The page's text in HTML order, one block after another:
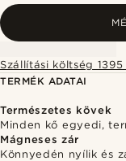
TERMÉK ADATAI
Természetes kövek
Minden kő egyedi,
Mágneses zár
Könnyedén nyílik és